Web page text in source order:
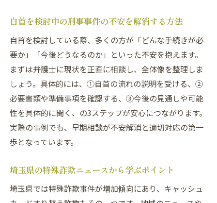
特殊詐欺の手口と自首を考える際の注意点
預貯金詐欺とキャッシュカード詐欺盗の違
いを解説
ニュースで話題の埼玉県詐欺事件の特徴
刑事事件で知っておくべき詐欺盗のリスク
刑事事件としてのキャッシュカード詐欺、弁護
士に相談するメリット
刑事事件相談で弁護士が果たす役割と強み
キャッシュカード詐欺で早期相談が重要な
理由
刑事事件の示談交渉と被害者対応のポイン
自首を検討中の刑事事件の不安を解消する方法
自首を検討している際、多くの方が「どんな手続きが必
要か」「今後どうなるのか」といった不安を抱えます。
まずは弁護士に現状を正直に相談し、全体像を整理しま
しょう。具体的には、①自首の流れの説明を受ける、②
必要書類や準備事項を確認する、③今後の見通しや可能
性を具体的に聞く、の3ステップが安心につながります。
実際の事例でも、早期相談が不安解消と適切対応の第一
歩となっています。
埼玉県の特殊詐欺ニュースから学ぶポイント
埼玉県では特殊詐欺事件が増加傾向にあり、キャッシュ